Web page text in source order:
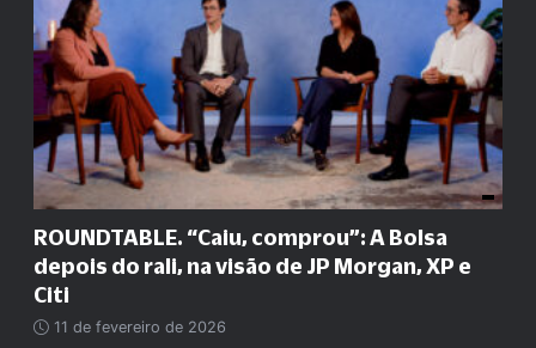
ROUNDTABLE. “Caiu, comprou”: A Bolsa
depois do rali, na visão de JP Morgan, XP e
Citi
11 de fevereiro de 2026